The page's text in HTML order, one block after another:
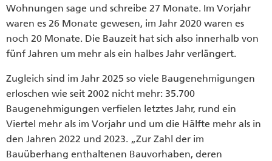
Wohnungen sage und schreibe 27 Monate. Im Vorjahr
waren es 26 Monate gewesen, im Jahr 2020 waren es
noch 20 Monate. Die Bauzeit hat sich also innerhalb von
fünf Jahren um mehr als ein halbes Jahr verlängert.
Zugleich sind im Jahr 2025 so viele Baugenehmigungen
erloschen wie seit 2002 nicht mehr: 35.700
Baugenehmigungen verfielen letztes Jahr, rund ein
Viertel mehr als im Vorjahr und um die Hälfte mehr als in
den Jahren 2022 und 2023. „Zur Zahl der im
Bauüberhang enthaltenen Bauvorhaben, deren